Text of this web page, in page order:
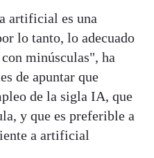
artificial es una
lo tanto, lo adecuado
minúsculas", ha
de apuntar que
de la sigla IA, que
y que es preferible a
a artificial